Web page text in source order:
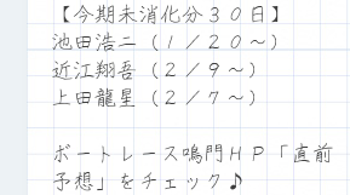
【今期未消化分３０日】
池田浩二（１／２０～）
近江翔吾（２／９～）
上田龍星（２／７～）
ボートレース鳴門ＨＰ「直前
予想」をチェック♪